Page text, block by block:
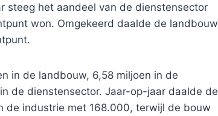
steeg het aandeel van de dienstensector
won. Omgekeerd daalde de landbouw
in de landbouw, 6,58 miljoen in de
de dienstensector. Jaar-op-jaar daalde de
de industrie met 168.000, terwijl de bouw